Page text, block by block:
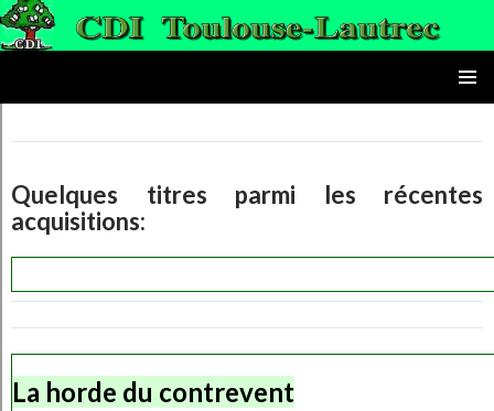
ALLER AU CONTENU
Quelques titres parmi les récentes
acquisitions:
La horde du contrevent